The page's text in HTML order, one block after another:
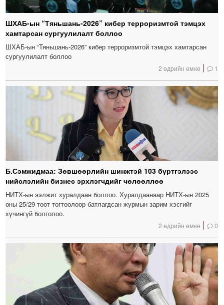
ШХАБ-ын “Тяньшань-2026” кибер терроризмтой тэмцэх
хамтарсан сургуулилалт боллоо
ШХАБ-ын “Тяньшань-2026” кибер терроризмтой тэмцэх хамтарсан
сургуулилалт боллоо
2 өдрийн өмнө 1
Б.Сэмжидмаа: Зөвшөөрлийн шинжтэй 103 бүртгэлээс
нийслэлийн бизнес эрхлэгчдийг чөлөөллөө
НИТХ-ын ээлжит хуралдаан боллоо. Хуралдаанаар НИТХ-ын 2025
оны 25/29 тоот тогтоолоор батлагдсан журмын зарим хэсгийг
хүчингүй болголоо.
2 өдрийн өмнө 0